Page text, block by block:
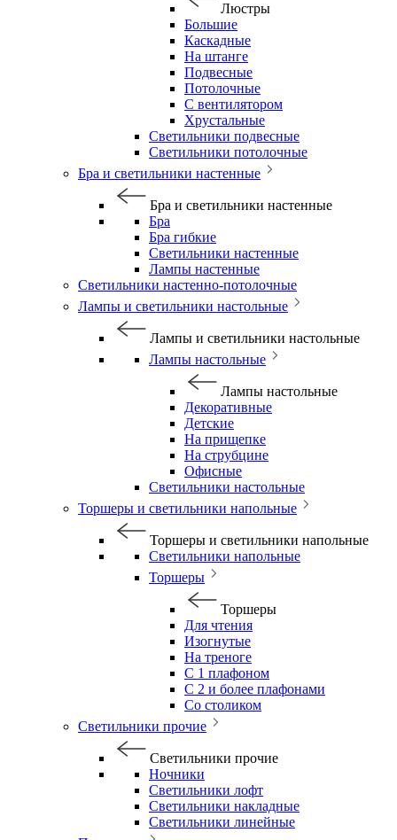
Люстры
Большие
Каскадные
На штанге
Подвесные
Потолочные
С вентилятором
Хрустальные
Светильники подвесные
Светильники потолочные
Бра и светильники настенные
Бра и светильники настенные
Бра
Бра гибкие
Светильники настенные
Лампы настенные
Светильники настенно-потолочные
Лампы и светильники настольные
Лампы и светильники настольные
Лампы настольные
Лампы настольные
Декоративные
Детские
На прищепке
На струбцине
Офисные
Светильники настольные
Торшеры и светильники напольные
Торшеры и светильники напольные
Светильники напольные
Торшеры
Торшеры
Для чтения
Изогнутые
На треноге
С 1 плафоном
С 2 и более плафонами
Со столиком
Светильники прочие
Светильники прочие
Ночники
Светильники лофт
Светильники накладные
Светильники линейные